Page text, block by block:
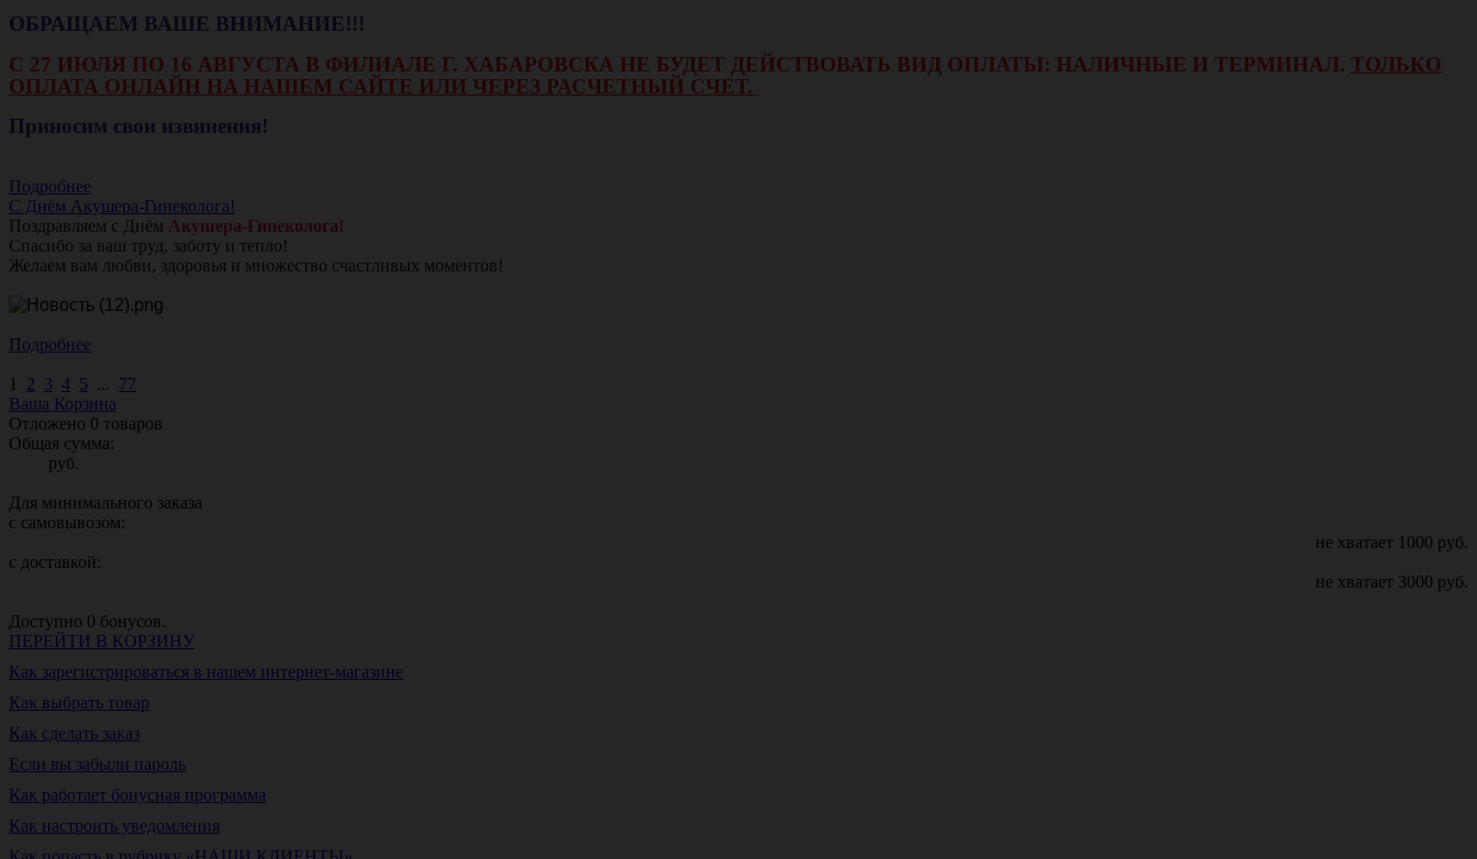
ОБРАЩАЕМ ВАШЕ ВНИМАНИЕ!!!
С 27 ИЮЛЯ ПО 16 АВГУСТА В ФИЛИАЛЕ Г. ХАБАРОВСКА НЕ БУДЕТ ДЕЙСТВОВАТЬ ВИД ОПЛАТЫ: НАЛИЧНЫЕ И ТЕРМИНАЛ. ТОЛЬКО
ОПЛАТА ОНЛАЙН НА НАШЕМ САЙТЕ ИЛИ ЧЕРЕЗ РАСЧЕТНЫЙ СЧЕТ.
Приносим свои извинения!
Подробнее
С Днём Акушера-Гинеколога!
Поздравляем с Днём Акушера-Гинеколога!
Спасибо за ваш труд, заботу и тепло!
Желаем вам любви, здоровья и множество счастливых моментов!
Подробнее
1 2 3 4 5 ... 77
Ваша Корзина
Отложено 0 товаров
Общая сумма:
руб.
Для минимального заказа
с самовывозом:
не хватает 1000 руб.
с доставкой:
не хватает 3000 руб.
Доступно 0 бонусов.
ПЕРЕЙТИ В КОРЗИНУ
Как зарегистрироваться в нашем интернет-магазине
Как выбрать товар
Как сделать заказ
Если вы забыли пароль
Как работает бонусная программа
Как настроить уведомления